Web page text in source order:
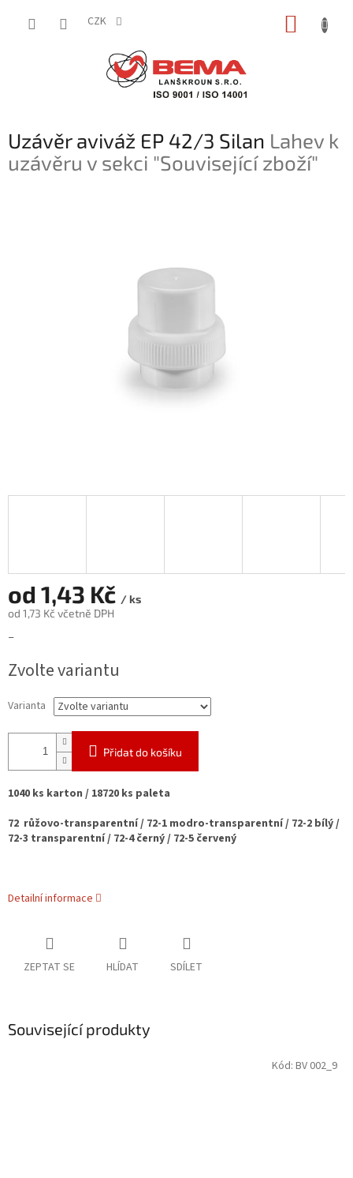
CZK
Uzávěr aviváž EP 42/3 Silan Lahev k
uzávěru v sekci "Související zboží"
od 1,43 Kč / ks
od 1,73 Kč včetně DPH
Měrná
–
Zvolte variantu
Varianta
Přidat do košíku
1040 ks karton / 18720 ks paleta
72 růžovo-transparentní / 72-1 modro-transparentní / 72-2 bílý /
72-3 transparentní / 72-4 černý / 72-5 červený
Detailní informace
ZEPTAT SE HLÍDAT SDÍLET
Související produkty
Kód: BV 002_9